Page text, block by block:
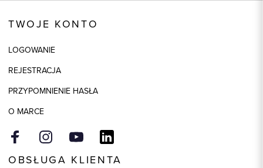
TWOJE KONTO
LOGOWANIE
REJESTRACJA
PRZYPOMNIENIE HASŁA
O MARCE
OBSŁUGA KLIENTA